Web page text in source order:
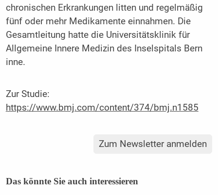
chronischen Erkrankungen litten und regelmäßig
fünf oder mehr Medikamente einnahmen. Die
Gesamtleitung hatte die Universitätsklinik für
Allgemeine Innere Medizin des Inselspitals Bern
inne.
Zur Studie:
https://www.bmj.com/content/374/bmj.n1585
Zum Newsletter anmelden
Das könnte Sie auch interessieren